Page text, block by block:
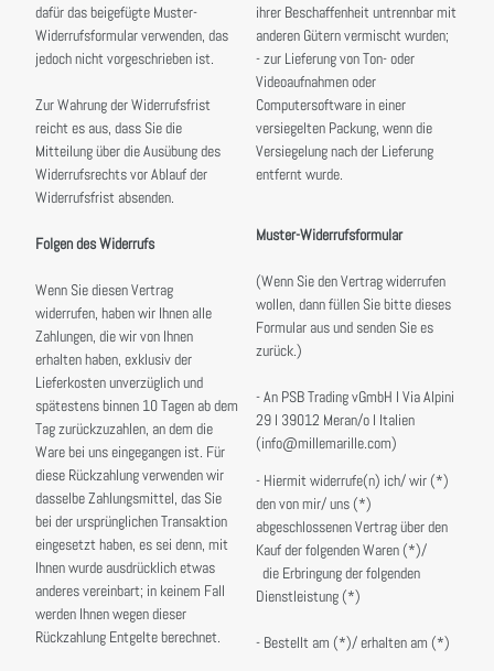
dafür das beigefügte Muster-
Widerrufsformular verwenden, das
jedoch nicht vorgeschrieben ist.
Zur Wahrung der Widerrufsfrist
reicht es aus, dass Sie die
Mitteilung über die Ausübung des
Widerrufsrechts vor Ablauf der
Widerrufsfrist absenden.
Folgen des Widerrufs
Wenn Sie diesen Vertrag
widerrufen, haben wir Ihnen alle
Zahlungen, die wir von Ihnen
erhalten haben, exklusiv der
Lieferkosten unverzüglich und
spätestens binnen 10 Tagen ab dem
Tag zurückzuzahlen, an dem die
Ware bei uns eingegangen ist. Für
diese Rückzahlung verwenden wir
dasselbe Zahlungsmittel, das Sie
bei der ursprünglichen Transaktion
eingesetzt haben, es sei denn, mit
Ihnen wurde ausdrücklich etwas
anderes vereinbart; in keinem Fall
werden Ihnen wegen dieser
Rückzahlung Entgelte berechnet.
ihrer Beschaffenheit untrennbar mit
anderen Gütern vermischt wurden;
- zur Lieferung von Ton- oder
Videoaufnahmen oder
Computersoftware in einer
versiegelten Packung, wenn die
Versiegelung nach der Lieferung
entfernt wurde.
Muster-Widerrufsformular
(Wenn Sie den Vertrag widerrufen
wollen, dann füllen Sie bitte dieses
Formular aus und senden Sie es
zurück.)
- An PSB Trading vGmbH I Via Alpini
29 I 39012 Meran/o I Italien
(info@millemarille.com)
- Hiermit widerrufe(n) ich/ wir (*)
den von mir/ uns (*)
abgeschlossenen Vertrag über den
Kauf der folgenden Waren (*)/
die Erbringung der folgenden
Dienstleistung (*)
- Bestellt am (*)/ erhalten am (*)